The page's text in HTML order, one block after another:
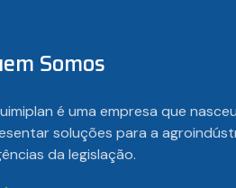
Somos
é uma empresa que
soluções para a
da legislação.